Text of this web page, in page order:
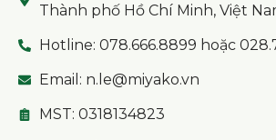
Thành phố Hồ Chí Minh, Việt
Hotline: 078.666.8899 hoặc
Email: n.le@miyako.vn
MST: 0318134823